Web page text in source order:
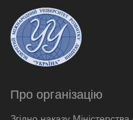
Про організацію